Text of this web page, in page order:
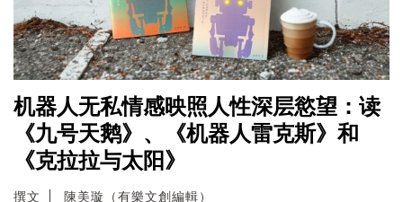
机器人无私情感映照人性深层慾望：读
《九号天鹅》、《机器人雷克斯》和
《克拉拉与太阳》
撰文 陳美璇（有樂文創編輯）